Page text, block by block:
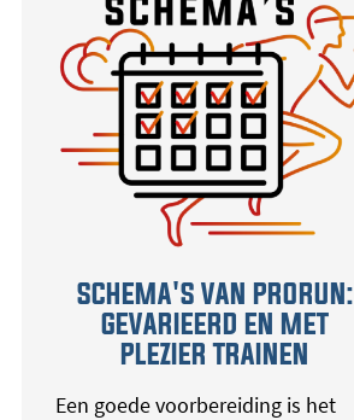
SCHEMA'S VAN PRORUN:
GEVARIEERD EN MET
PLEZIER TRAINEN
Een goede voorbereiding is het